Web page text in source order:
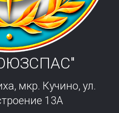
мкр. Кучино, ул.
13А